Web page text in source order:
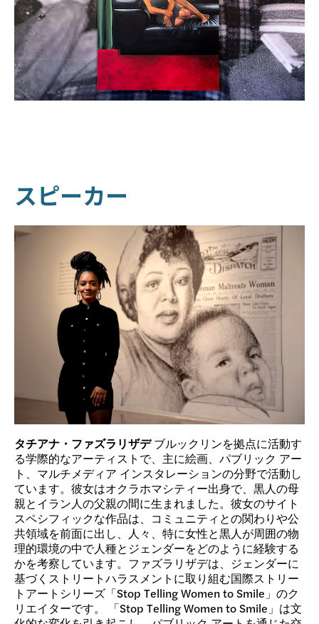
スピーカー
タチアナ・ファズラリザデブルックリンを拠点に活動す
る学際的なアーティストで、主に絵画、パブリック アー
ト、マルチメディア インスタレーションの分野で活動し
ています。彼女はオクラホマシティー出身で、黒人の母
親とイラン人の父親の間に生まれました。彼女のサイト
スペシフィックな作品は、コミュニティとの関わりや公
共領域を前面に出し、人々、特に女性と黒人が周囲の物
理的環境の中で人種とジェンダーをどのように経験する
かを考察しています。ファズラリザデは、ジェンダーに
基づくストリートハラスメントに取り組む国際ストリー
トアートシリーズ「Stop Telling Women to Smile」のク
リエイターです。 「Stop Telling Women to Smile」は文